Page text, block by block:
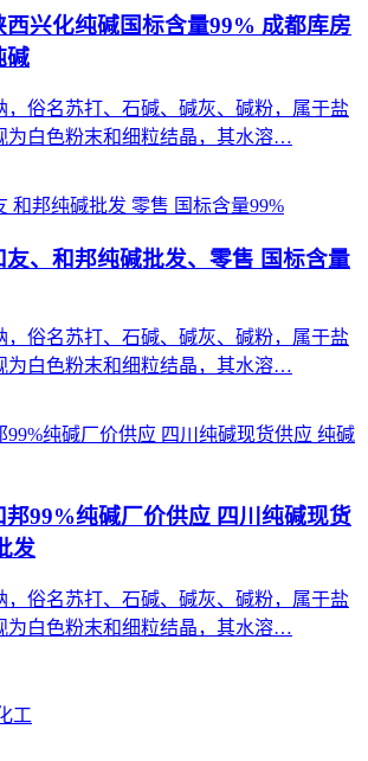
西兴化纯碱国标含量99% 成都库房
碱
，俗名苏打、石碱、碱灰、碱粉，属于盐
为白色粉末和细粒结晶，其水溶…
和邦纯碱批发 零售 国标含量99%
友、和邦纯碱批发、零售 国标含量
，俗名苏打、石碱、碱灰、碱粉，属于盐
为白色粉末和细粒结晶，其水溶…
99%纯碱厂价供应 四川纯碱现货供应 纯碱
邦99%纯碱厂价供应 四川纯碱现货
发
，俗名苏打、石碱、碱灰、碱粉，属于盐
为白色粉末和细粒结晶，其水溶…
工